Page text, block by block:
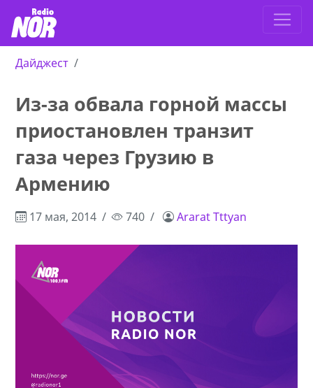
Дайджест
Из-за обвала горной массы
приостановлен транзит
газа через Грузию в
Армению
17 мая, 2014 740 Ararat Tttyan